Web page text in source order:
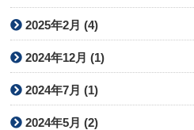
2025年2月 (4)
2024年12月 (1)
2024年7月 (1)
2024年5月 (2)